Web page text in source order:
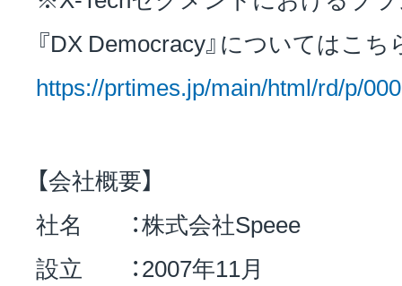
『DX Democracy』についてはこち
https://prtimes.jp/main/html/rd/p/
【会社概要】
社名 ：株式会社Speee
設立 ：2007年11月